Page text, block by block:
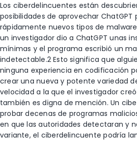
Los ciberdelincuentes están
posibilidades de aprovechar ChatGPT
rápidamente nuevos tipos de
un investigador dio a ChatGPT unas
mínimas y el programa escribió un
indetectable.2Esto significa que
ninguna experiencia en codificación
crear una nueva y potente variedad
velocidad a la que el investigador
también es digna de mención. Un
probar decenas de programas
en que las autoridades detectaran y
variante, el ciberdelincuente podría